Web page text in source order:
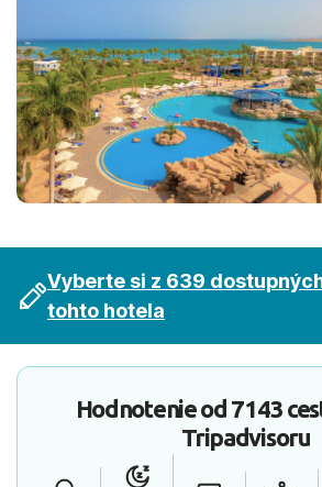
Vyberte si z 639
tohto hotela
Hodnotenie od 7143
Tripadvisoru